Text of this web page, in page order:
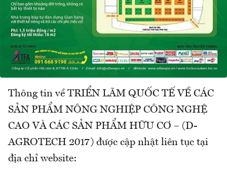
Thông tin về TRIỂN LÃM QUỐC TẾ VỀ CÁC
SẢN PHẨM NÔNG NGHIỆP CÔNG NGHỆ
CAO VÀ CÁC SẢN PHẨM HỮU CƠ – (D-
AGROTECH 2017) được cập nhật liên tục tại
địa chỉ website: